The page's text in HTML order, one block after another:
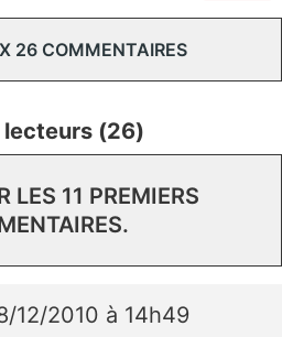
26 COMMENTAIRES
lecteurs (26)
LES 11 PREMIERS
12/2010 à 14h49